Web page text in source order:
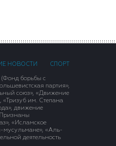
НОВОСТИ СПОРТ
борьбы с
партия»,
союз», «Движение
им. Степана
движение
Признаны
«Исламское
мусульмане», «Аль-
деятельность